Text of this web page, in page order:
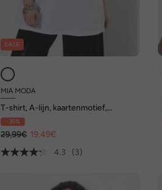
SALE
MIA MODA
T-shirt, A-lijn, kaartenmotief,
glittersteentjes
- 35%
29,99€ 19,49€
4.3
(3)